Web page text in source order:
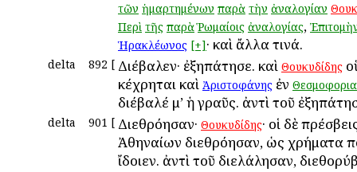
τῶν ἡμαρτημένων παρὰ τὴν ἀναλογίαν
Περὶ τῆς παρὰ Ῥωμαίοις ἀναλογίας,
Ἡρακλέωνος [+]· καὶ ἄλλα τινά.
delta 892 [ Διέβαλεν· ἐξηπάτησε. καὶ Θουκυδίδης
κέχρηται καὶ Ἀριστοφάνης ἐν
διέβαλέ μ’ ἡ γραῦς. ἀντὶ τοῦ
delta 901 [ Διεθρόησαν· Θουκυδίδης· οἱ δὲ
Ἀθηναίων διεθρόησαν, ὡς χρήματα
ἴδοιεν. ἀντὶ τοῦ διελάλησαν,